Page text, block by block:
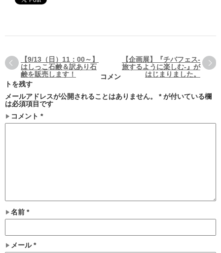
【9/13（日）11：00～】
はしっこ石鹸＆訳あり石
鹸を販売します！
【企画展】『チバフェス-
旅するように楽しむ-』が
はじまりました。
コメン
トを残す
メールアドレスが公開されることはありません。
*が付いている欄
は必須項目です
コメント *
名前 *
メール*